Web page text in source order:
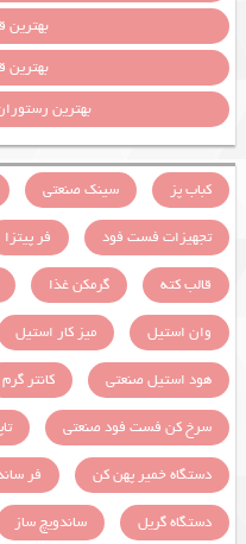
بهترین
بهترین
بهترین
کباب پز سینک صنعتی
تجهیزات فست فود
فر پیتزا
قالب کته
گرمکن غذا
وان استیل
میز کار استیل
هود استیل صنعتی
کانتر گرم
سرخ کن فست فود صنعتی
دستگاه خمیر پهن کن
فر
دستگاه گریل
ساندویچ ساز